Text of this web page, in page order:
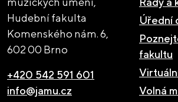
Hudební fakulta
Komenského nám. 6,
602 00 Brno
+420 542 591 601
info@jamu.cz
Úřední
fakultu
Volná